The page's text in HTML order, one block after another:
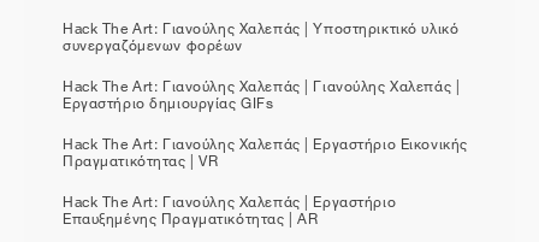
Hack The Art: Γιανούλης Χαλεπάς | Υποστηρικτικό υλικό
συνεργαζόμενων φορέων
Hack The Art: Γιανούλης Χαλεπάς | Γιανούλης Χαλεπάς |
Εργαστήριο δημιουργίας GIFs
Hack The Art: Γιανούλης Χαλεπάς | Εργαστήριο Εικονικής
Πραγματικότητας | VR
Hack The Art: Γιανούλης Χαλεπάς | Εργαστήριο
Επαυξημένης Πραγματικότητας | AR